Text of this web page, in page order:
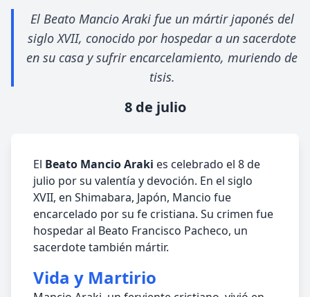
El Beato Mancio Araki fue un mártir japonés del
siglo XVII, conocido por hospedar a un sacerdote
en su casa y sufrir encarcelamiento, muriendo de
tisis.
8 de julio
El Beato Mancio Araki es celebrado el 8 de
julio por su valentía y devoción. En el siglo
XVII, en Shimabara, Japón, Mancio fue
encarcelado por su fe cristiana. Su crimen fue
hospedar al Beato Francisco Pacheco, un
sacerdote también mártir.
Vida y Martirio